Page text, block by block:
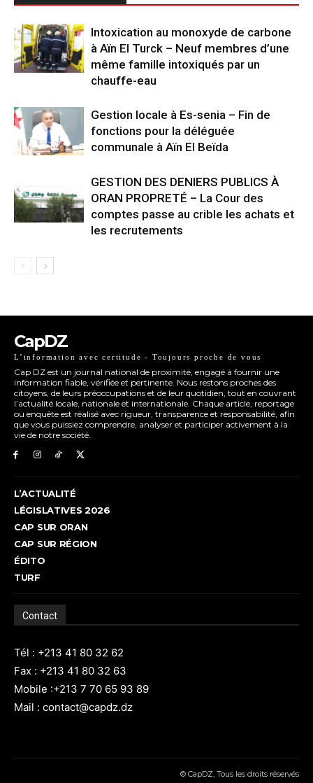
Intoxication au monoxyde de carbone
à Aïn El Turck – Neuf membres d’une
même famille intoxiqués par un
chauffe-eau
Gestion locale à Es-senia – Fin de
fonctions pour la déléguée
communale à Aïn El Beïda
GESTION DES DENIERS PUBLICS À
ORAN PROPRETÉ – La Cour des
comptes passe au crible les achats et
les recrutements
CapDZ
L’information avec certitude - Toujours proche de vous
Cap DZ est un journal national de proximité, engagé à fournir une
information fiable, vérifiée et pertinente. Nous restons proches des
citoyens, de leurs préoccupations et de leur quotidien, tout en couvrant
l’actualité locale, nationale et internationale. Chaque article, reportage
ou enquête est réalisé avec rigueur, transparence et responsabilité, afin
que vous puissiez comprendre, analyser et participer activement à la
vie de notre société.
L’ACTUALITÉ
LÉGISLATIVES 2026
CAP SUR ORAN
CAP SUR RÉGION
ÉDITO
TURF
Contact
Tél : +213 41 80 32 62
Fax : +213 41 80 32 63
Mobile :+213 7 70 65 93 89
Mail : contact@capdz.dz
© CapDZ, Tous les droits réservés